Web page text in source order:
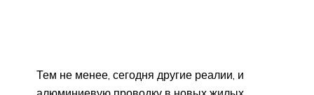
Тем не менее, сегодня другие реалии, и